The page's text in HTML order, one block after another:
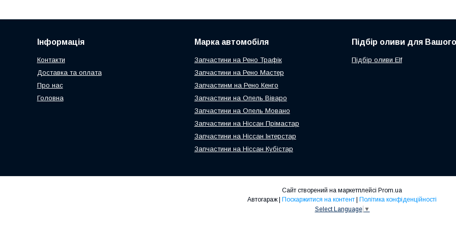
Інформація
Контакти
Доставка та оплата
Про нас
Головна
Марка автомобіля
Запчастини на Рено Трафік
Запчастини на Рено Мастер
Запчастинм на Рено Кенго
Запчастини на Опель Віваро
Запчастини на Опель Мовано
Запчастини на Ніссан Прімастар
Запчастини на Ніссан Інтерстар
Запчастини на Ніссан Кубістар
Підбір оливи для
Підбір оливи Elf
Сайт створений на маркетплейсі Prom.ua
Автогараж | Поскаржитися на контент | Політика конфіденційності
Select Language ▼